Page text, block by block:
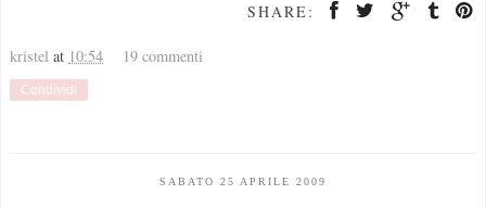
SHARE:
kristel at 10:54 19 commenti
Condividi
SABATO 25 APRILE 2009